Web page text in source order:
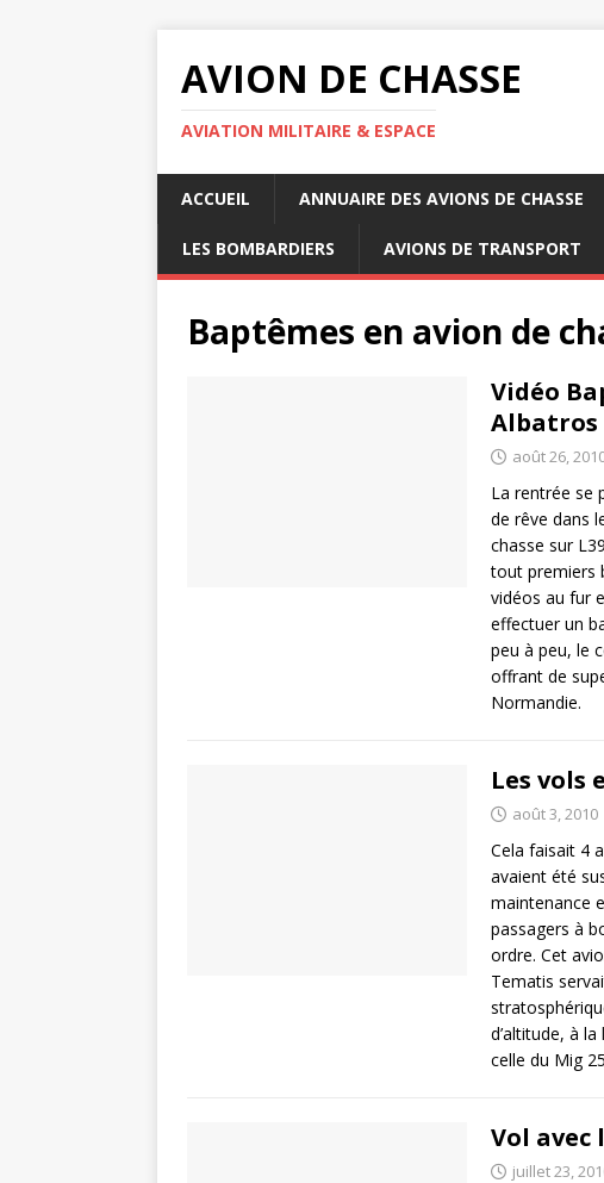
AVION DE CHASSE
AVIATION MILITAIRE & ESPACE
ACCUEIL ANNUAIRE DES AVIONS DE CHASSE
LES BOMBARDIERS AVIONS DE TRANSPORT
Baptêmes en avion de
Vidéo
Albatros
août 26,
La rentrée se
de rêve dans
chasse sur
tout premiers
vidéos au fur
effectuer un
peu à peu, le
offrant de
Normandie.
Les vols
août 3, 2010
Cela faisait 4
avaient été
maintenance
passagers à
ordre. Cet
Tematis
d’altitude, à
celle du Mig
Vol avec
juillet 23,